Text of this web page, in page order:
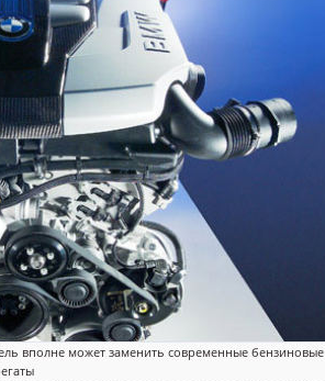
вполне может заменить современные бензиновые